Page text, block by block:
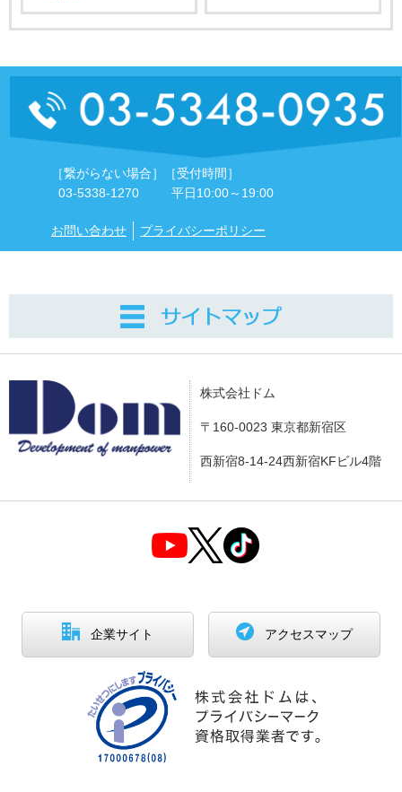
［繋がらない場合］
03-5338-1270
［受付時間］
平日10:00～19:00
お問い合わせ プライバシーポリシー
株式会社ドム
〒160-0023 東京都新宿区
西新宿8-14-24西新宿KFビル4階
企業サイト アクセスマップ